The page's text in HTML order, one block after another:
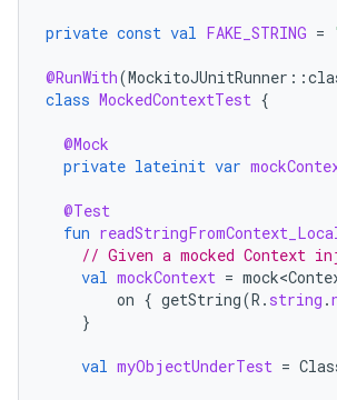
private const val FAKE_STRING =
@RunWith(MockitoJUnitRunner ::
class MockedContextTest {
@Mock
private lateinit var
@Test
fun
// Given a mocked Context
val mockContext =
on { getString(R . string .
}
val myObjectUnderTest =